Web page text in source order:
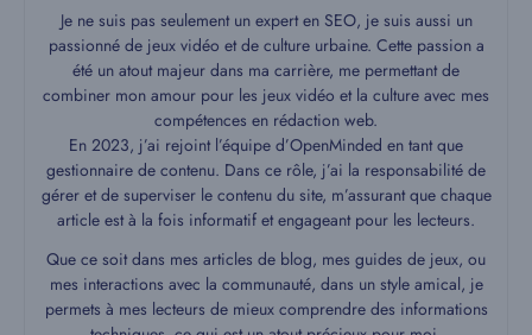
Je ne suis pas seulement un expert en SEO, je suis aussi un
passionné de jeux vidéo et de culture urbaine. Cette passion a
été un atout majeur dans ma carrière, me permettant de
combiner mon amour pour les jeux vidéo et la culture avec mes
compétences en rédaction web.
En 2023, j’ai rejoint l’équipe d’OpenMinded en tant que
gestionnaire de contenu. Dans ce rôle, j’ai la responsabilité de
gérer et de superviser le contenu du site, m’assurant que chaque
article est à la fois informatif et engageant pour les lecteurs.
Que ce soit dans mes articles de blog, mes guides de jeux, ou
mes interactions avec la communauté, dans un style amical, je
permets à mes lecteurs de mieux comprendre des informations